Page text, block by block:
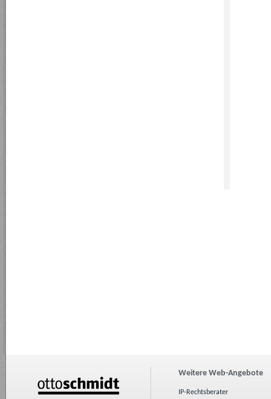
Weitere Web-Angebote
IP-Rechtsberater